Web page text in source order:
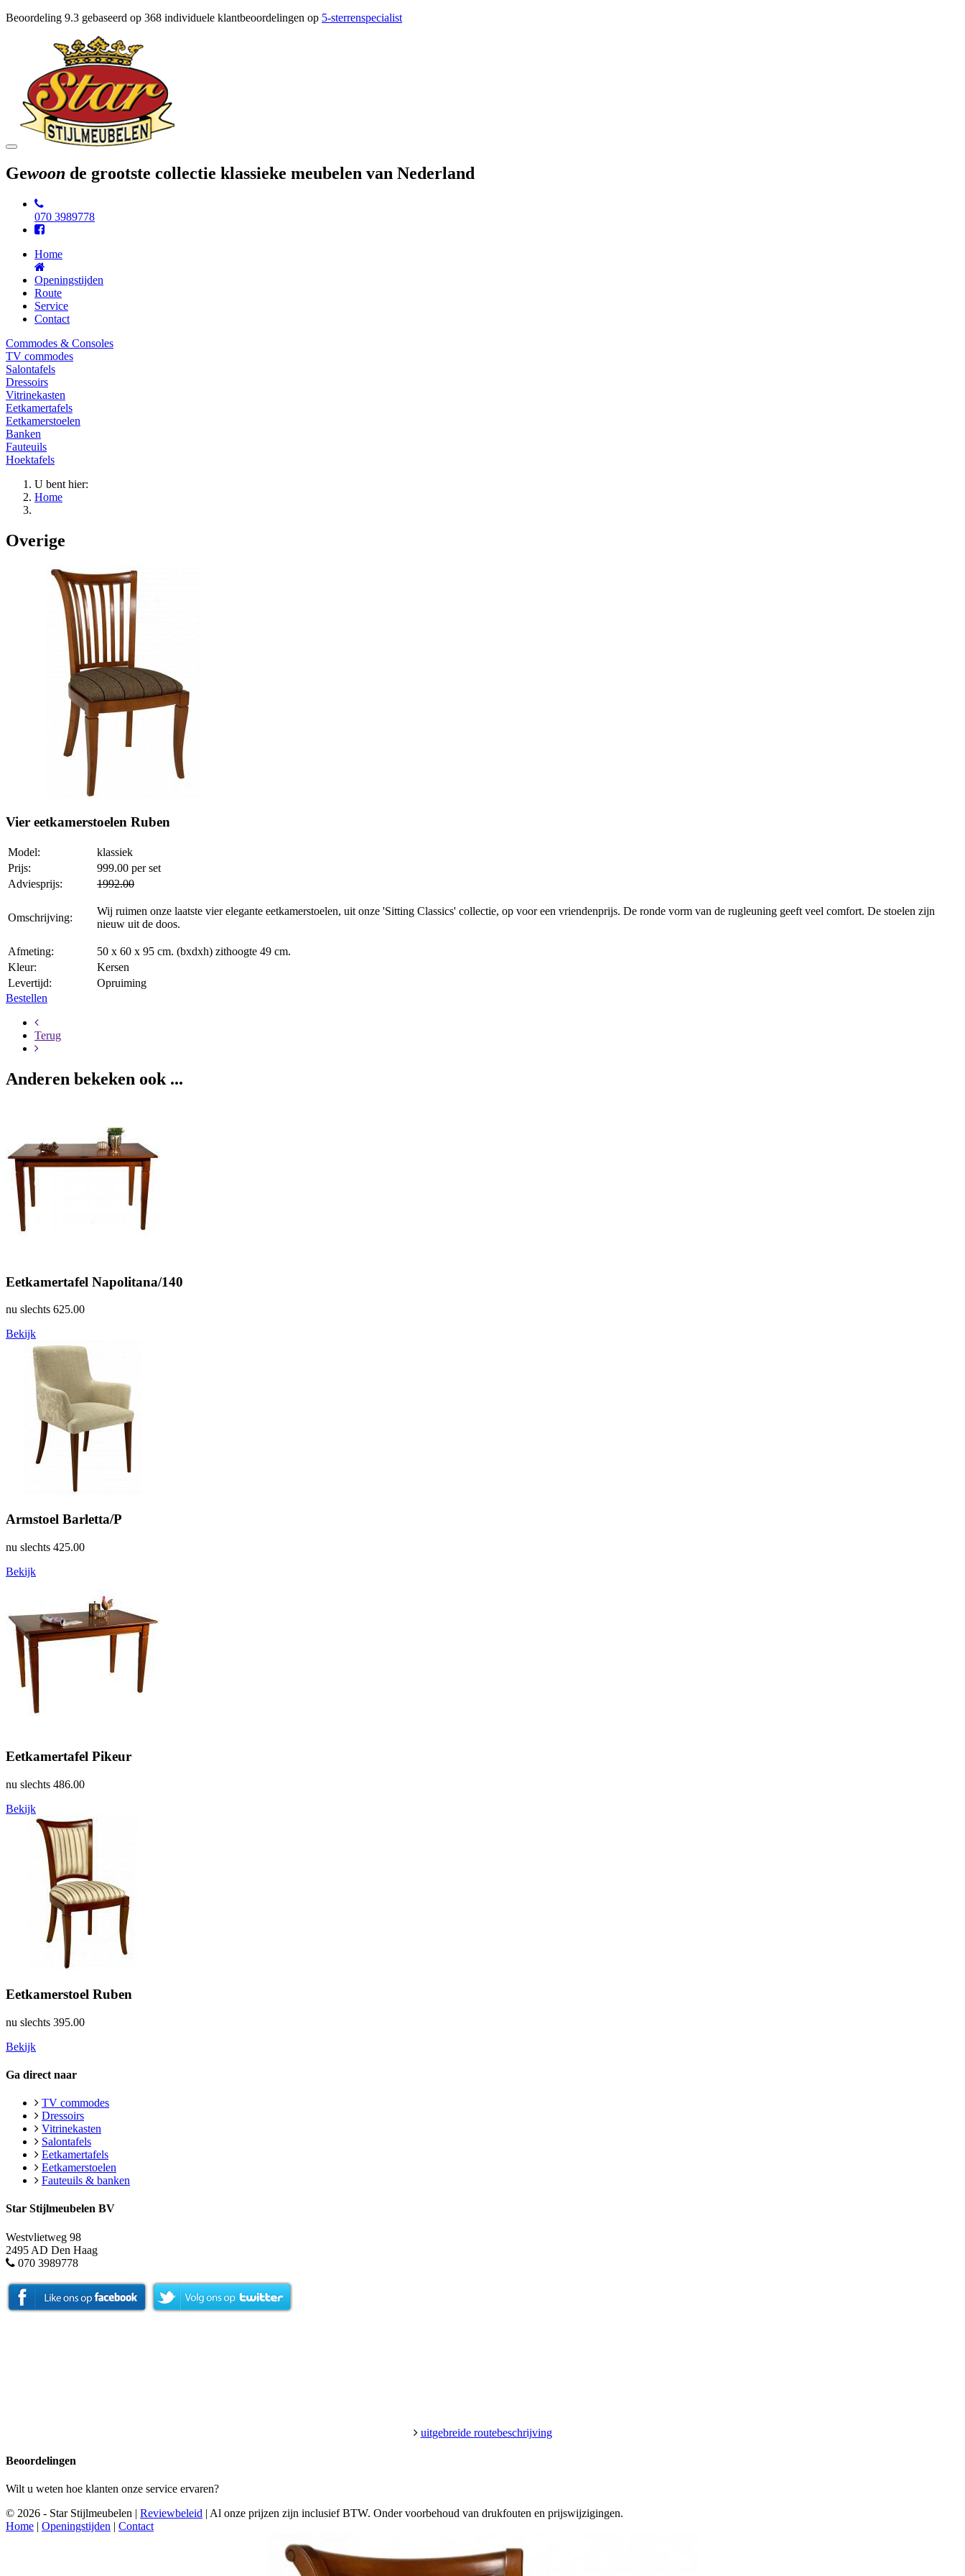
Beoordeling 9.3 gebaseerd op 368 individuele klantbeoordelingen op 5-sterrenspecialist
Toggle
Gewoon de grootste collectie klassieke meubelen van Nederland
070 3989778
Home
Openingstijden
Route
Service
Contact
Commodes & Consoles
TV commodes
Salontafels
Dressoirs
Vitrinekasten
Eetkamertafels
Eetkamerstoelen
Banken
Fauteuils
Hoektafels
U bent hier:
Home
Overige
Vier eetkamerstoelen Ruben
Model:
klassiek
Prijs:
999.00 per set
Adviesprijs:
1992.00
Omschrijving:
Wij ruimen onze laatste vier elegante eetkamerstoelen, uit onze 'Sitting Classics' collectie, op voor een vriendenprijs. De ronde vorm van de rugleuning geeft veel comfort. De stoelen zijn
nieuw uit de doos.
Afmeting:
50 x 60 x 95 cm. (bxdxh) zithoogte 49 cm.
Kleur:
Kersen
Levertijd:
Opruiming
Bestellen
Terug
Anderen bekeken ook ...
Eetkamertafel Napolitana/140
nu slechts 625.00
Bekijk
Armstoel Barletta/P
nu slechts 425.00
Bekijk
Eetkamertafel Pikeur
nu slechts 486.00
Bekijk
Eetkamerstoel Ruben
nu slechts 395.00
Bekijk
Ga direct naar
TV commodes
Dressoirs
Vitrinekasten
Salontafels
Eetkamertafels
Eetkamerstoelen
Fauteuils & banken
Star Stijlmeubelen BV
Westvlietweg 98
2495 AD Den Haag
070 3989778
uitgebreide routebeschrijving
Beoordelingen
Wilt u weten hoe klanten onze service ervaren?
© 2026 - Star Stijlmeubelen | Reviewbeleid | Al onze prijzen zijn inclusief BTW. Onder voorbehoud van drukfouten en prijswijzigingen.
Home | Openingstijden | Contact